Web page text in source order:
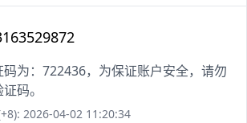
码为：722436，为保证账户安全，请勿
码。
2026-04-02 11:20:34